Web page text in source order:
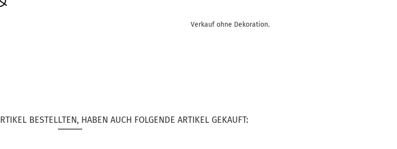
Verkauf ohne Dekoration.
BESTELLTEN, HABEN AUCH FOLGENDE ARTIKEL GEKAUFT: